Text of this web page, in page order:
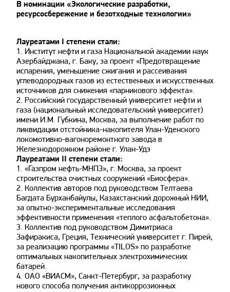
В номинации «Экологические разработки,
ресурсосбережение и безотходные технологии»
Лауреатами I степени стали:
1. Институт нефти и газа Национальной академии наук
Азербайджана, г. Баку, за проект «Предотвращение
испарения, уменьшение сжигания и рассеивания
углеводородных газов из естественных и искусственных
источников для снижения «парникового эффекта».
2. Российский государственный университет нефти и
газа (национальный исследовательский университет)
имени И.М. Губкина, Москва, за выполнение работ по
ликвидации отстойника-накопителя Улан-Уденского
локомотивно-вагоноремонтного завода в
Железнодорожном районе г. Улан-Удэ
Лауреатами II степени стали:
1. «Газпром нефть-МНПЗ», г. Москва, за проект
строительства очистных сооружений «Биосфера».
2. Коллектив авторов под руководством Телтаева
Багдата Бурханбайулы, Казахстанский дорожный НИИ,
за опытно-экспериментальные исследования
эффективности применения «теплого асфальтобетона».
3. Коллектив под руководством Димитриаса
Зафиракиса, Греция, Технический университет г. Пирей,
за реализацию программы «TILOS» по разработке
оптимальных накопительных электрохимических
батарей.
4. ОАО «ВИАСМ», Санкт-Петербург, за разработку
нового способа получения антикоррозионных